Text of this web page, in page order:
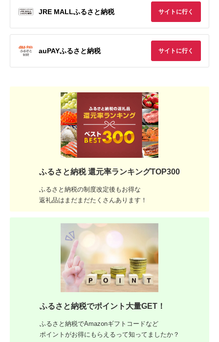
JRE MALLふるさと納税 サイトに行く
auPAYふるさと納税 サイトに行く
ふるさと納税 還元率ランキングTOP300
ふるさと納税の制度改定後もお得な
返礼品はまだまだたくさんあります！
ふるさと納税でポイント大量GET！
ふるさと納税でAmazonギフトコードなど
ポイントがお得にもらえるって知ってましたか？